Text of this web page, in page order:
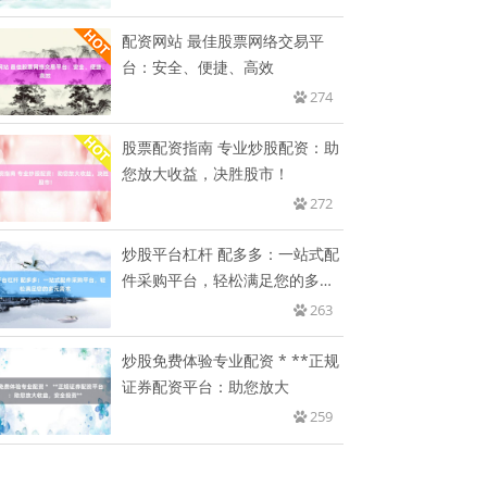
配资网站 最佳股票网络交易平
台：安全、便捷、高效
274
股票配资指南 专业炒股配资：助
您放大收益，决胜股市！
272
炒股平台杠杆 配多多：一站式配
件采购平台，轻松满足您的多元
263
炒股免费体验专业配资 * **正规
证券配资平台：助您放大
259